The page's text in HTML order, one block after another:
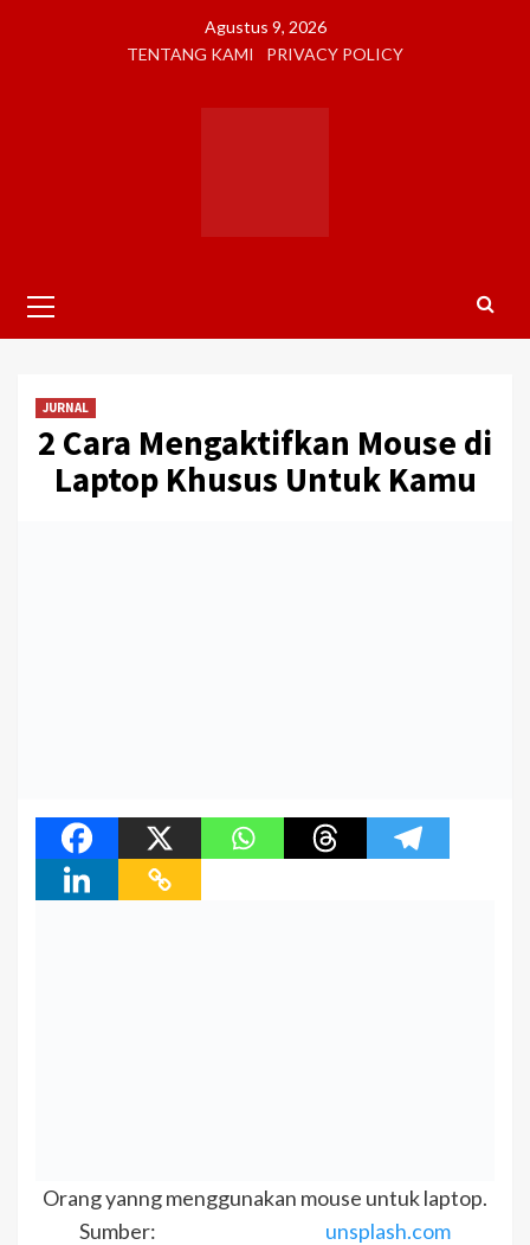
Agustus 9, 2026
TENTANG KAMI
PRIVACY POLICY
Menu
JURNAL
2 Cara Mengaktifkan Mouse di
Laptop Khusus Untuk Kamu
Orang yanng menggunakan mouse untuk laptop.
Sumber:
unsplash.com